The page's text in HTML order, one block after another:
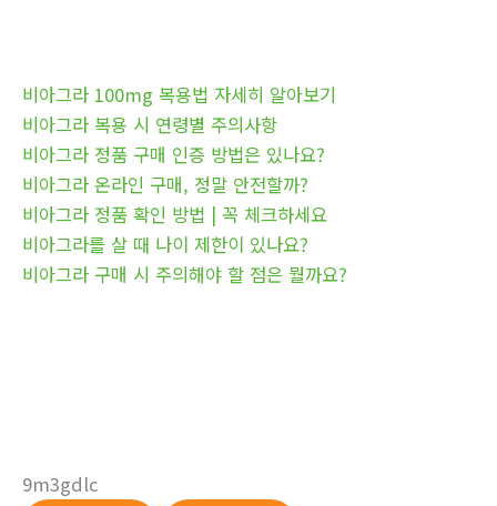
비아그라 100mg 복용법 자세히 알아보기
비아그라 복용 시 연령별 주의사항
비아그라 정품 구매 인증 방법은 있나요?
비아그라 온라인 구매, 정말 안전할까?
비아그라 정품 확인 방법 | 꼭 체크하세요
비아그라를 살 때 나이 제한이 있나요?
비아그라 구매 시 주의해야 할 점은 뭘까요?
9m3gdlc